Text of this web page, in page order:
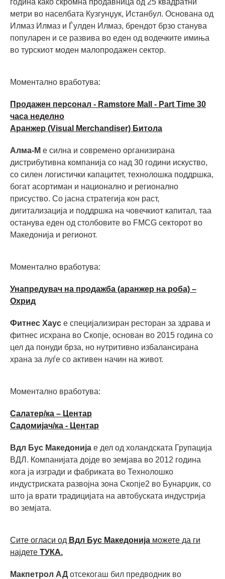
метри во населбата Кузгунџук, Истанбул. Основана од
Илмаз Илмаз и Ѓулден Илмаз, брендот брзо станува
популарен и се развива во еден од водечките имиња
во турскиот моден малопродажен сектор.
Моментално вработува:
Продажен персонал - Ramstore Mall - Part Time 30
часа неделно
Аранжер (Visual Merchandiser) Битола
Алма-М е силна и современо организирана
дистрибутивна компанија со над 30 години искуство,
со силен логистички капацитет, технолошка поддршка,
богат асортиман и национално и регионално
присуство. Со јасна стратегија кон раст,
дигитализација и поддршка на човечкиот капитал, таа
останува еден од столбовите во FMCG секторот во
Македонија и регионот.
Моментално вработува:
Унапредувач на продажба (аранжер на роба) –
Охрид
Фитнес Хаус е специјализиран ресторан за здрава и
фитнес исхрана во Скопје, основан во 2015 година со
цел да понуди брза, но нутритивно избалансирана
храна за луѓе со активен начин на живот.
Моментално вработува:
Салатер/ка – Центар
Садомијач/ка - Центар
Вдл Бус Македонија е дел од холандската Групација
ВДЛ. Компанијата дојде во земјава во 2012 година
кога ја изгради и фабриката во Технолошко
индустриската развојна зона Скопје2 во Бунарџик, со
што ја врати традицијата на автобуската индустрија
во земјата.
Сите огласи од Вдл Бус Македонија можете да ги
најдете ТУКА.
Макпетрол АД отсекогаш бил предводник во